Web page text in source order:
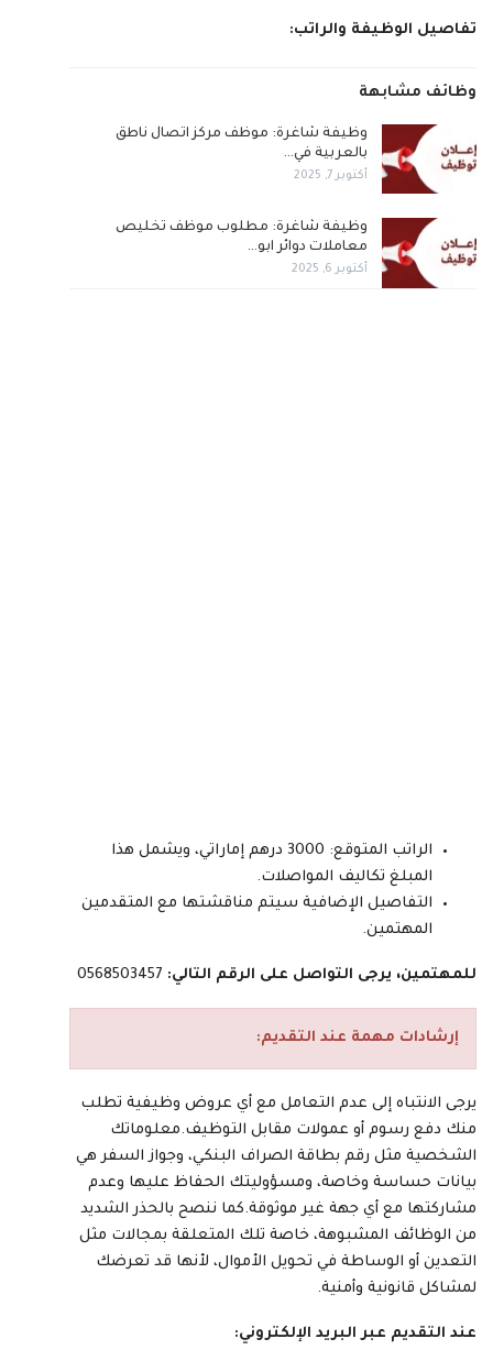
تفاصيل الوظيفة والراتب:
وظائف مشابهة
وظيفة شاغرة: موظف مركز اتصال ناطق
بالعربية في…
أكتوبر 7, 2025
وظيفة شاغرة: مطلوب موظف تخليص
معاملات دوائر ابو…
أكتوبر 6, 2025
الراتب المتوقع: 3000 درهم إماراتي، ويشمل هذا
المبلغ تكاليف المواصلات.
التفاصيل الإضافية سيتم مناقشتها مع المتقدمين
المهتمين.
للمهتمين، يرجى التواصل على الرقم التالي:
إرشادات مهمة عند التقديم:
يرجى الانتباه إلى عدم التعامل مع أي عروض وظيفية تطلب
منك دفع رسوم أو عمولات مقابل التوظيف.معلوماتك
الشخصية مثل رقم بطاقة الصراف البنكي، وجواز السفر هي
بيانات حساسة وخاصة، ومسؤوليتك الحفاظ عليها وعدم
مشاركتها مع أي جهة غير موثوقة.كما ننصح بالحذر الشديد
من الوظائف المشبوهة، خاصة تلك المتعلقة بمجالات مثل
التعدين أو الوساطة في تحويل الأموال، لأنها قد تعرضك
لمشاكل قانونية وأمنية.
عند التقديم عبر البريد الإلكتروني: